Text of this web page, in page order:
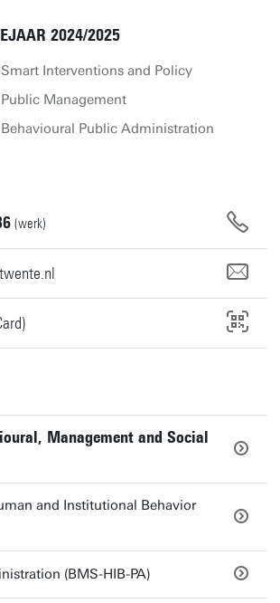
2024/2025
Interventions and Policy
Management
Public Administration
(werk)
Management and Social
and Institutional Behavior
(BMS-HIB-PA)